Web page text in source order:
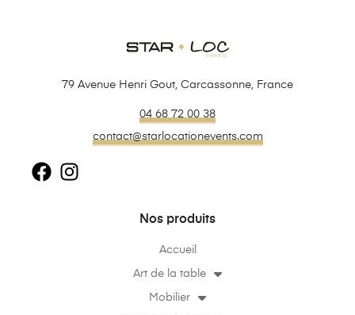
79 Avenue Henri Gout, Carcassonne, France
04 68 72 00 38
contact@starlocationevents.com
Nos produits
Accueil
Art de la table
Mobilier